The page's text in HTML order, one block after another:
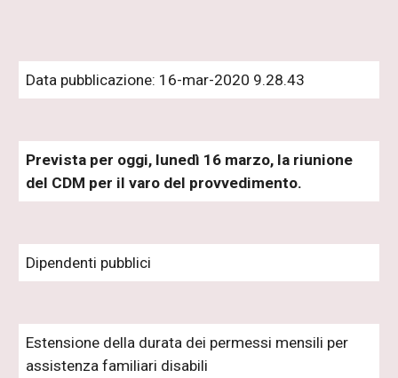
Data pubblicazione: 16-mar-2020 9.28.43
Prevista per oggi, lunedì 16 marzo, la riunione
del CDM per il varo del provvedimento.
Dipendenti pubblici
Estensione della durata dei permessi mensili per
assistenza familiari disabili